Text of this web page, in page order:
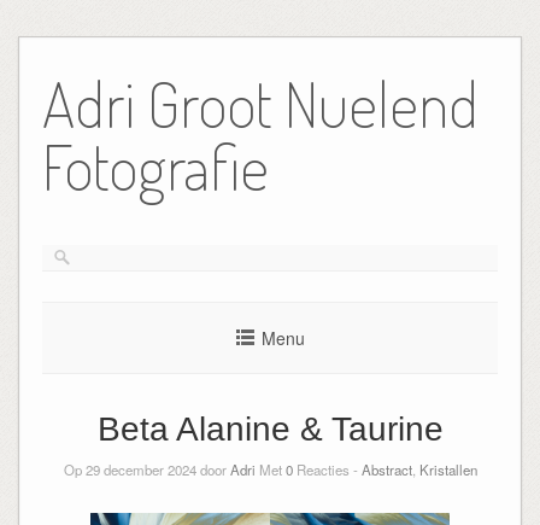
de
inhoud
Adri Groot Nuelend
Fotografie
Menu
Beta Alanine & Taurine
Op 29 december 2024 doorAdri Met0Reacties - Abstract, Kristallen